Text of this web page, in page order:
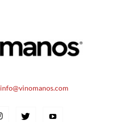
info@vinomanos.com